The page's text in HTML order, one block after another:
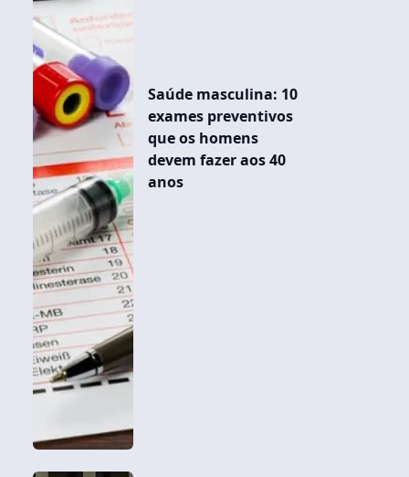
Saúde masculina: 10
exames preventivos
que os homens
devem fazer aos 40
anos